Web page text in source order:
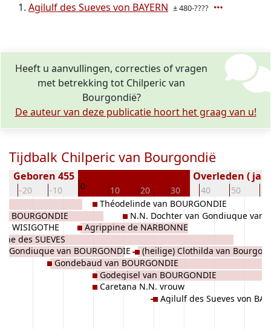
Agilulf des Sueves von BAYERN ± 480-????
Heeft u aanvullingen, correcties of vragen
met betrekking tot Chilperic van
Bourgondië?
De auteur van deze publicatie hoort het graag van u!
Tijdbalk Chilperic van Bourgondië
-20 -10 0 10 20 30 40 50
Geboren 455 Overleden (
BOURGONDIE
WISIGOTHE
des SUEVES
Gondiuque van BOURGONDIE
Gondebaud van BOURGONDIE
Agrippine de NARBONNE
Théodelinde van BOURGONDIE
Godegisel van BOURGONDIE
Caretana N.N. vrouw
N.N. Dochter van Gondiuque van
BOURGONDIE
(heilige) Clothilda van
Agilulf des Sueves von